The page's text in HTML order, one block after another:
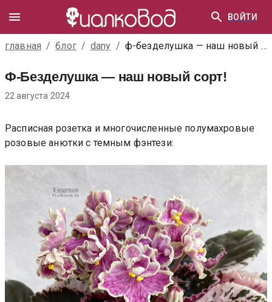
ВОЙТИ
главная / блог / dany / ф-безделушка — наш новый сорт!
Ф-Безделушка — наш новый сорт!
22 августа 2024
Расписная розетка и многочисленные полумахровые
розовые анютки с темным фэнтези: